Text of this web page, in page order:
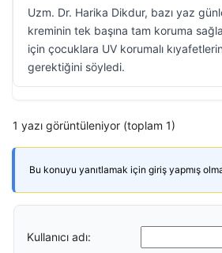
Uzm. Dr. Harika Dikdur, bazı yaz
kreminin tek başına tam koruma
için çocuklara UV korumalı
gerektiğini söyledi.
1 yazı görüntüleniyor (toplam 1)
Bu konuyu yanıtlamak için giriş yapmış
Kullanıcı adı: